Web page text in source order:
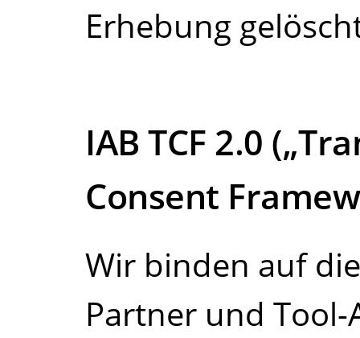
Erhebung
IAB TCF 2.0
Consent
Wir binden auf
Partner und